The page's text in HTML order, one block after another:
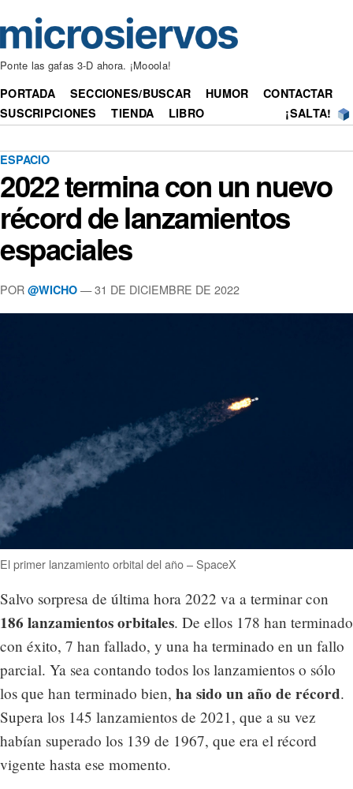
Ponte las gafas 3-D ahora. ¡Mooola!
PORTADA SECCIONES/BUSCAR HUMOR
CONTACTAR
SUSCRIPCIONES
TIENDA LIBRO ¡SALTA!
ESPACIO
2022 termina con un nuevo
récord de lanzamientos
espaciales
POR @WICHO — 31 DE DICIEMBRE DE 2022
El primer lanzamiento orbital del año – SpaceX
Salvo sorpresa de última hora 2022 va a terminar con
186 lanzamientos orbitales. De ellos 178 han terminado
con éxito, 7 han fallado, y una ha terminado en un fallo
parcial. Ya sea contando todos los lanzamientos o sólo
los que han terminado bien, ha sido un año de récord.
Supera los 145 lanzamientos de 2021, que a su vez
habían superado los 139 de 1967, que era el récord
vigente hasta ese momento.